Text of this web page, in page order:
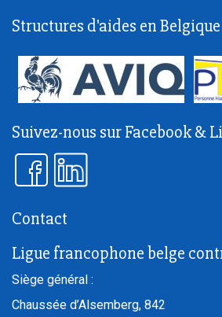
Structures d'aides en
Suivez-nous sur Facebook &
Contact
Ligue francophone belge
Siège général :
Chaussée d’Alsemberg, 842